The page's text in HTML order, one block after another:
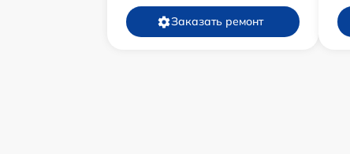
Заказать ремонт